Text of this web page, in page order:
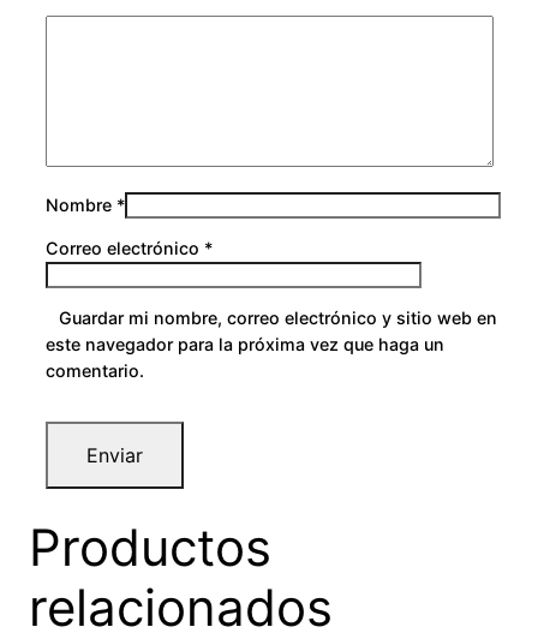
Nombre *
Correo electrónico *
Guardar mi nombre, correo electrónico y sitio web en
este navegador para la próxima vez que haga un
comentario.
Productos
relacionados